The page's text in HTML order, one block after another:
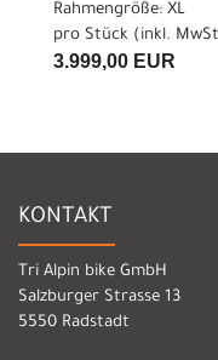
Rahmengröße: XL
pro Stück (inkl.
3.999,00 EUR
KONTAKT
Tri Alpin bike GmbH
Salzburger Strasse 13
5550 Radstadt